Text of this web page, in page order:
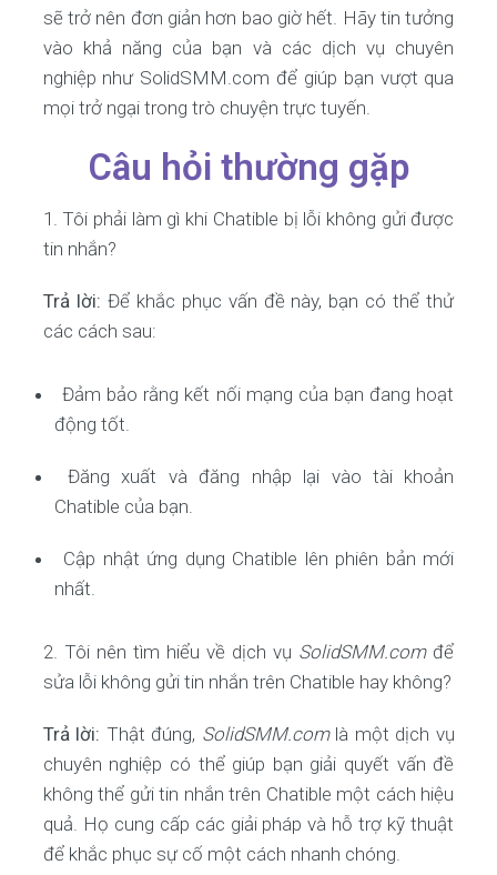
sẽ trở nên đơn giản hơn bao giờ hết. Hãy tin tưởng
vào khả năng của bạn và các dịch vụ chuyên
nghiệp như SolidSMM.com để giúp bạn vượt qua
mọi trở ngại trong trò chuyện trực tuyến.
Câu hỏi thường gặp
1. Tôi phải làm gì khi Chatible bị lỗi không gửi được
tin nhắn?
Trả lời: Để khắc phục vấn đề này, bạn có thể thử
các cách sau:
Đảm bảo rằng kết nối mạng của bạn đang hoạt
động tốt.
Đăng xuất và đăng nhập lại vào tài khoản
Chatible của bạn.
Cập nhật ứng dụng Chatible lên phiên bản mới
nhất.
2. Tôi nên tìm hiểu về dịch vụ SolidSMM.comđể
sửa lỗi không gửi tin nhắn trên Chatible hay không?
Trả lời: Thật đúng, SolidSMM.comlà một dịch vụ
chuyên nghiệp có thể giúp bạn giải quyết vấn đề
không thể gửi tin nhắn trên Chatible một cách hiệu
quả. Họ cung cấp các giải pháp và hỗ trợ kỹ thuật
để khắc phục sự cố một cách nhanh chóng.